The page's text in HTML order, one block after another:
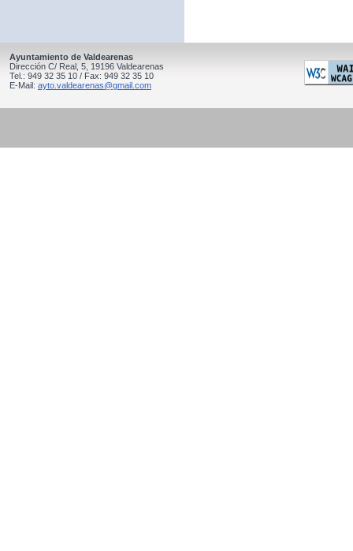
Ayuntamiento de Valdearenas
Dirección C/ Real, 5, 19196 Valdearenas
Tel.: 949 32 35 10 / Fax: 949 32 35 10
E-Mail: ayto.valdearenas@gmail.com